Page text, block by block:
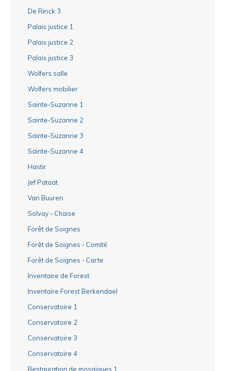
De Rinck 3
Palais justice 1
Palais justice 2
Palais justice 3
Wolfers salle
Wolfers mobilier
Sainte-Suzanne 1
Sainte-Suzanne 2
Sainte-Suzanne 3
Sainte-Suzanne 4
Hastir
Jef Pataat
Van Buuren
Solvay - Chaise
Forêt de Soignes
Forêt de Soignes - Comité
Forêt de Soignes - Carte
Inventaire de Forest
Inventaire Forest Berkendael
Conservatoire 1
Conservatoire 2
Conservatoire 3
Conservatoire 4
Restauration de mosaïques 1